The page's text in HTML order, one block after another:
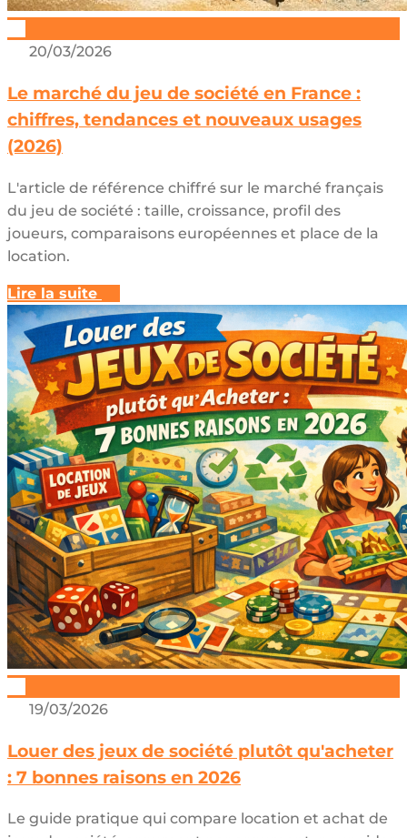
20/03/2026
Le marché du jeu de société en France :
chiffres, tendances et nouveaux usages
(2026)
L'article de référence chiffré sur le marché français
du jeu de société : taille, croissance, profil des
joueurs, comparaisons européennes et place de la
location.
Lire la suite
19/03/2026
Louer des jeux de société plutôt qu'acheter
: 7 bonnes raisons en 2026
Le guide pratique qui compare location et achat de